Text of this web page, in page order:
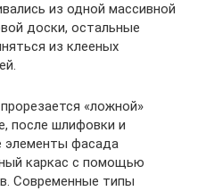
из одной массивной
доски, остальные
из клееных
«ложной»
после шлифовки и
элементы фасада
каркас с помощью
Современные типы